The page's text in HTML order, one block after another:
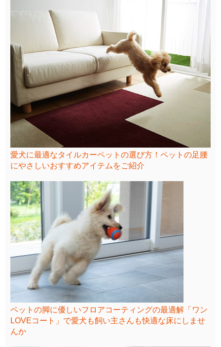
愛犬に最適なタイルカーペットの選び方！ペットの足腰
にやさしいおすすめアイテムをご紹介
ペットの脚に優しいフロアコーティングの最適解「ワン
LOVEコート」で愛犬も飼い主さんも快適な床にしませ
んか